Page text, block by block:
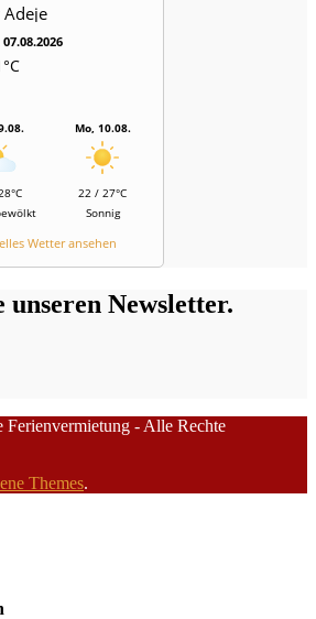
Mo, 10.08.
22 / 27°C
Sonnig
Wetter ansehen
unseren Newsletter.
- Alle Rechte
Themes.